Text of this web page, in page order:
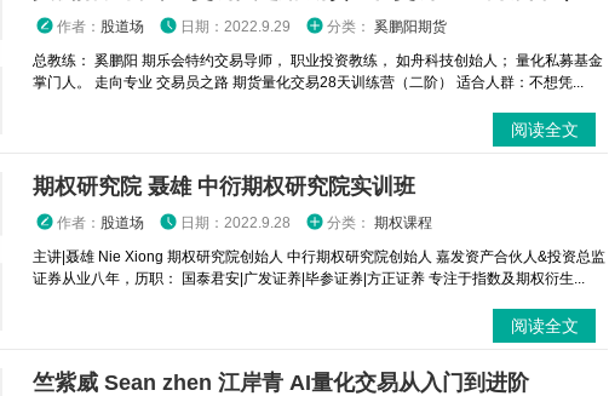
作者： 股道场 日期：2022.9.29 分类： 奚鹏阳期货
总教练： 奚鹏阳 期乐会特约交易导师， 职业投资教练， 如舟科技创始人； 量化私募基金
掌门人。 走向专业 交易员之路 期货量化交易28天训练营（二阶） 适合人群：不想凭...
阅读全文
期权研究院 聂雄 中衍期权研究院实训班
作者： 股道场 日期：2022.9.28 分类： 期权课程
主讲|聂雄 Nie Xiong 期权研究院创始人 中行期权研究院创始人 嘉发资产合伙人&投资总监
证券从业八年，历职： 国泰君安|广发证养|毕参证券|方正证养 专注于指数及期权衍生...
阅读全文
竺紫威 Sean zhen 江岸青 AI量化交易从入门到进阶